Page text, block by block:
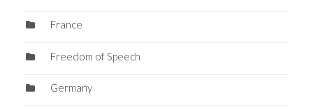
France
Freedom of Speech
Germany